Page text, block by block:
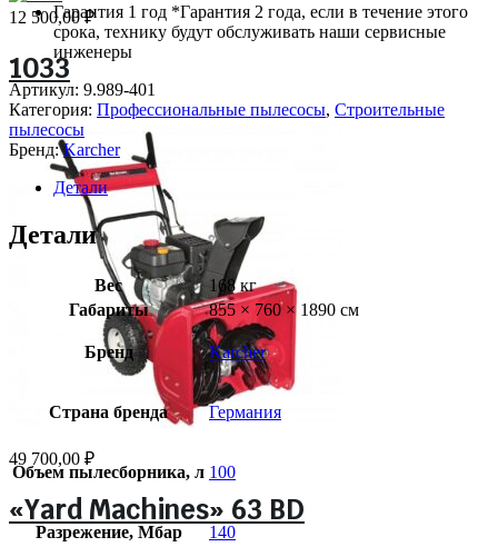
12 500,00₽
1033
49 700,00 ₽
«Yard Machines» 63 BD
Гарантия 1 год *Гарантия 2 года, если в течение этого
срока, технику будут обслуживать наши сервисные
инженеры
Артикул: 9.989-401
Категория: Профессиональные пылесосы, Строительные
пылесосы
Бренд:Karcher
Детали
Детали
Вес
168 кг
Габариты
855 × 760 × 1890 см
Бренд Karcher
Страна бренда Германия
Объем пылесборника, л 100
Разрежение, Мбар 140